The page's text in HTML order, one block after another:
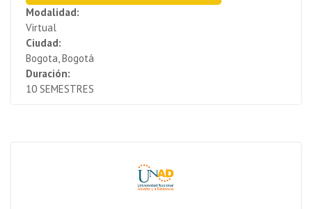
Modalidad:
Virtual
Ciudad:
Bogota, Bogotá
Duración:
10 SEMESTRES